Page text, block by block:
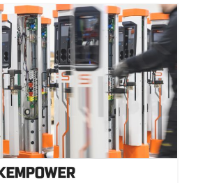
tuotetaan
ainutlaatuista
aerosoleista sekä
sähköistymisen
niihin. Aerosolien
ilmaston lämpenemiseen on
ilmastotutkimuksen suurimmista
mutta siitä on
vain rajallisesti tutkimustietoa.